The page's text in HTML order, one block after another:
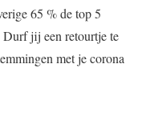
65 % de top 5
Durf jij een retourtje te
met je corona